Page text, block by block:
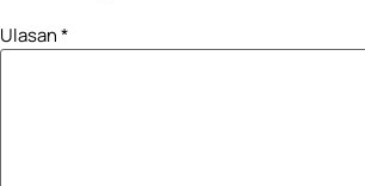
Ulasan*